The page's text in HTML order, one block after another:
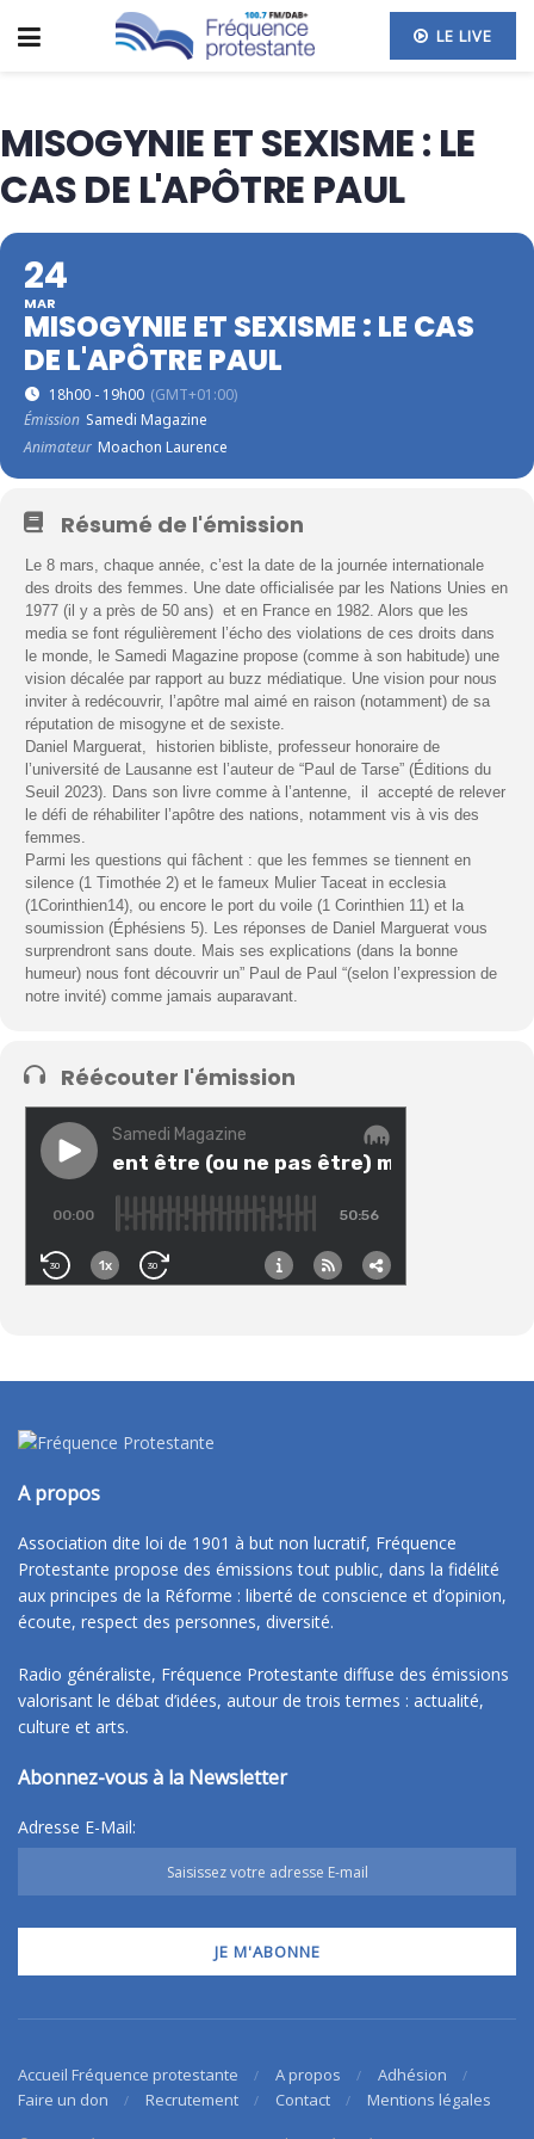
LE LIVE
MISOGYNIE ET SEXISME : LE
CAS DE L'APÔTRE PAUL
24
MAR
MISOGYNIE ET SEXISME : LE CAS
DE L'APÔTRE PAUL
18h00 - 19h00 (GMT+01:00)
Émission Samedi Magazine
Animateur Moachon Laurence
Résumé de l'émission
Le 8 mars, chaque année, c’est la date de la journée internationale
des droits des femmes. Une date officialisée par les Nations Unies en
1977 (il y a près de 50 ans) et en France en 1982. Alors que les
media se font régulièrement l’écho des violations de ces droits dans
le monde, le Samedi Magazine propose (comme à son habitude) une
vision décalée par rapport au buzz médiatique. Une vision pour nous
inviter à redécouvrir, l’apôtre mal aimé en raison (notamment) de sa
réputation de misogyne et de sexiste.
Daniel Marguerat, historien bibliste, professeur honoraire de
l’université de Lausanne est l’auteur de “Paul de Tarse” (Éditions du
Seuil 2023). Dans son livre comme à l’antenne, il accepté de relever
le défi de réhabiliter l’apôtre des nations, notamment vis à vis des
femmes.
Parmi les questions qui fâchent : que les femmes se tiennent en
silence (1 Timothée 2) et le fameux Mulier Taceat in ecclesia
(1Corinthien14), ou encore le port du voile (1 Corinthien 11) et la
soumission (Éphésiens 5). Les réponses de Daniel Marguerat vous
surprendront sans doute. Mais ses explications (dans la bonne
humeur) nous font découvrir un” Paul de Paul “(selon l’expression de
notre invité) comme jamais auparavant.
Réécouter l'émission
A propos
Association dite loi de 1901 à but non lucratif, Fréquence
Protestante propose des émissions tout public, dans la fidélité
aux principes de la Réforme : liberté de conscience et d’opinion,
écoute, respect des personnes, diversité.
Radio généraliste, Fréquence Protestante diffuse des émissions
valorisant le débat d’idées, autour de trois termes : actualité,
culture et arts.
Abonnez-vous à la Newsletter
Adresse E-Mail:
Accueil Fréquence protestante A propos
Adhésion
Faire un don
Recrutement Contact Mentions légales